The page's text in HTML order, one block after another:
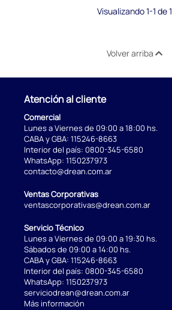
Visualizando 1-1 de 1
Volver arriba
Atención al cliente
Comercial
Lunes a Viernes de 09:00 a 18:00 hs.
CABA y GBA: 115246-8663
Interior del país: 0800-345-6580
WhatsApp: 1150237973
contacto@drean.com.ar
Ventas Corporativas
ventascorporativas@drean.com.ar
Servicio Técnico
Lunes a Viernes de 09:00 a 19:30 hs.
Sábados de 09:00 a 14:00 hs.
CABA y GBA: 115246-8663
Interior del país: 0800-345-6580
WhatsApp: 1150237973
serviciodrean@drean.com.ar
Más información